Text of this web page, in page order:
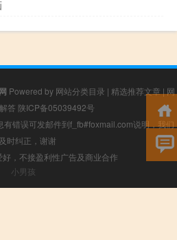
Powered by 网站分类目录 | 精选推荐文章 | 网
答 陕ICP备05039492号
错误可发邮件到f_fb#foxmail.com说明，我们
时纠正，谢谢
，不接盈利性广告及商业合作
小男孩